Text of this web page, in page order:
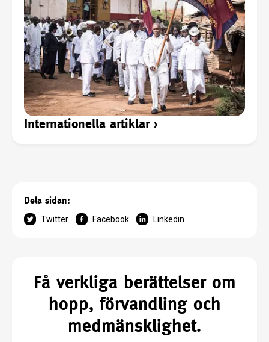
Internationella artiklar›
Dela sidan:
Twitter Facebook Linkedin
Få verkliga berättelser om
hopp, förvandling och
medmänsklighet.